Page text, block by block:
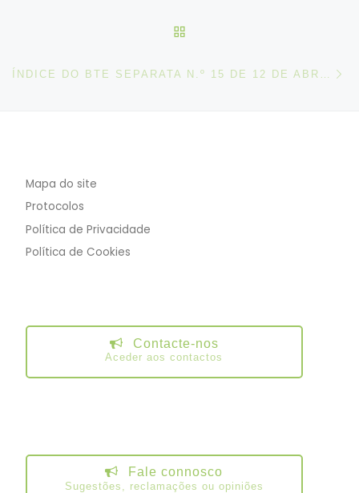
Mapa do site
Protocolos
Política de Privacidade
Política de Cookies
Contacte-nos
Aceder aos contactos
Fale connosco
Sugestões, reclamações ou opiniões